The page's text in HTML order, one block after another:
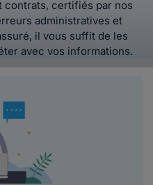
contrats, certifiés par nos
administratives et
il vous suffit de les
avec vos informations.